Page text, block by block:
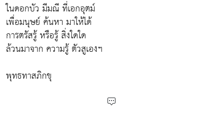
ในดอกบัว มีมณี ที่เอกอุตม์
เพื่อมนุษย์ ค้นหา มาให้ได้
การตรัสรู้ หรือรู้ สิ่งใดใด
ล้วนมาจาก ความรู้ ตัวสูเองฯ
พุทธทาสภิกขุ